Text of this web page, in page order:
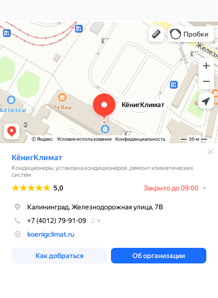
КёнигКлимат
Кондиционеры в Калининграде
Установка кондиционеров в Калининграде